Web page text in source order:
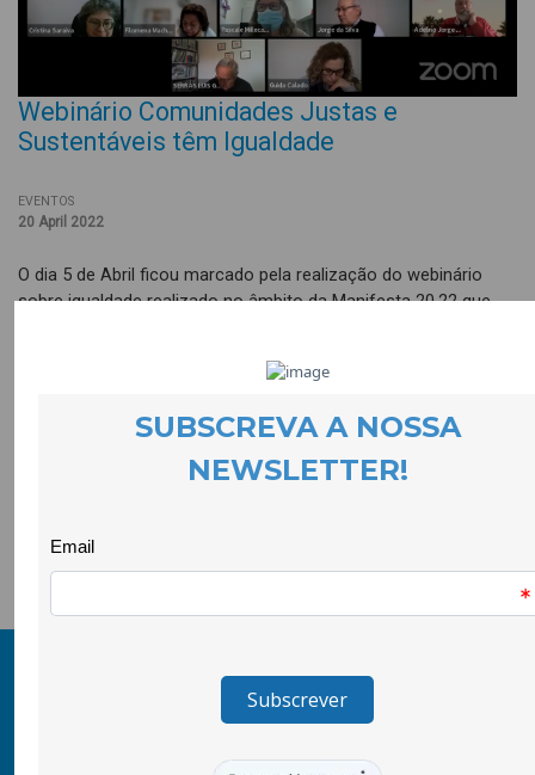
Webinário Comunidades Justas e
Sustentáveis têm Igualdade
EVENTOS
20 April 2022
O dia 5 de Abril ficou marcado pela realização do webinário
sobre igualdade realizado no âmbito da Manifesta 20.22 que
Alexandra Silva, João Ferrão e Luciane Lucas dos Santos bem
como as experiências inspiradoras que foram apresentadas. A
sessão está disponível neste link:
https://www.facebook.com/associacao.animar/videos/
© 2011-2026 COOLABORA CRL